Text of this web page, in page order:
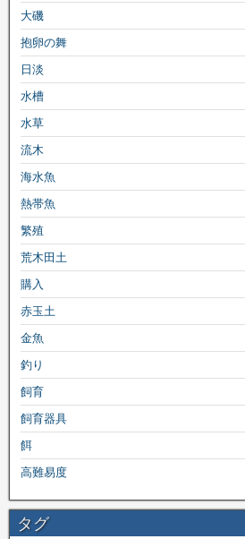
大磯
抱卵の舞
日淡
水槽
水草
流木
海水魚
熱帯魚
繁殖
荒木田土
購入
赤玉土
金魚
釣り
飼育
飼育器具
餌
高難易度
タグ